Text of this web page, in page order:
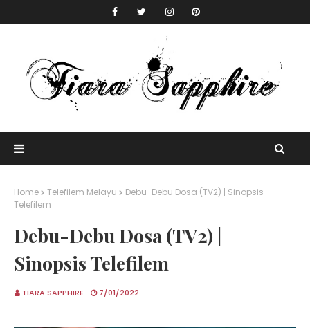
Home Telefilem Melayu
Debu-Debu Dosa (TV2) | Sinopsis
Telefilem
Debu-Debu Dosa (TV2) |
Sinopsis Telefilem
TIARA SAPPHIRE 7/01/2022